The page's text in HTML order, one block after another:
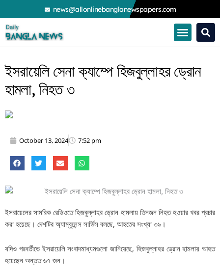
to
content
news@allonlinebanglanewspapers.com
ইসরায়েলি সেনা ক্যাম্পে হিজবুল্লাহর ড্রোন
হামলা, নিহত ৩
October 13, 2024 7:52 pm
ইসরায়েলের সামরিক রেডিওতে হিজবুল্লাহর ড্রোন হামলায় তিনজন নিহত হওয়ার খবর প্রচার
করা হয়েছে। দেশটির অ্যাম্বুলেন্স সার্ভিস বলছে, আহতের সংখ্যা ৩৯।
যদিও পরবর্তীতে ইসরায়েলি সংবাদমাধ্যমগুলো জানিয়েছে, হিজবুল্লাহর ড্রোন হামলায় আহত
হয়েছেন অন্তত ৬৭ জন।